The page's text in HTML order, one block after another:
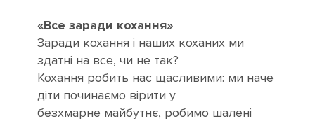
«Все заради кохання»
Заради кохання і наших коханих ми
здатні на все, чи не так?
Кохання робить нас щасливими: ми наче
діти починаємо вірити у
безхмарне майбутнє, робимо шалені